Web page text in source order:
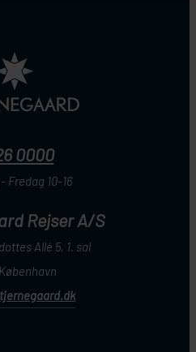
0000
Fredag 10-16
Rejser A/S
Allé 5, 1. sal